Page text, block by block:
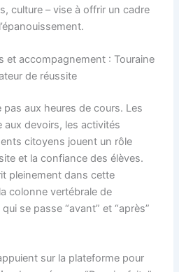
culture – vise à offrir un cadre
et accompagnement : Touraine
de réussite
aux heures de cours. Les
aux devoirs, les activités
citoyens jouent un rôle
et la confiance des élèves.
pleinement dans cette
colonne vertébrale de
se passe “avant” et “après”
sur la plateforme pour